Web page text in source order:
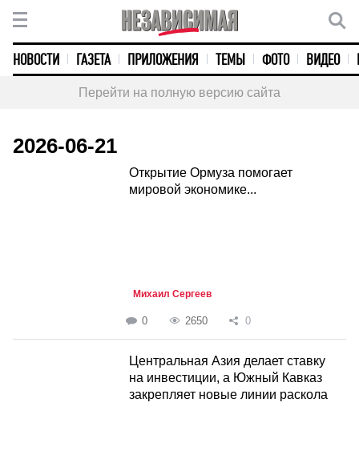
НОВОСТИ ГАЗЕТА ПРИЛОЖЕНИЯ ТЕМЫ ФОТО ВИДЕО
Перейти на полную версию сайта
2026-06-21
Открытие Ормуза помогает
мировой экономике...
Михаил Сергеев
0 2650 0
Центральная Азия делает ставку
на инвестиции, а Южный Кавказ
закрепляет новые линии раскола